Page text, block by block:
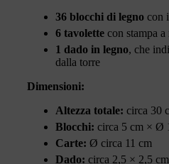
36 blocchi di legno con
6 tavolette con stampa
1 dado in legno, che
dalla torre
Dimensioni:
Altezza totale: circa 30
Blocchi: circa 5 cm × Ø
Carte: Ø circa 11 cm
Dado: circa 2,5 × 2,5 cm